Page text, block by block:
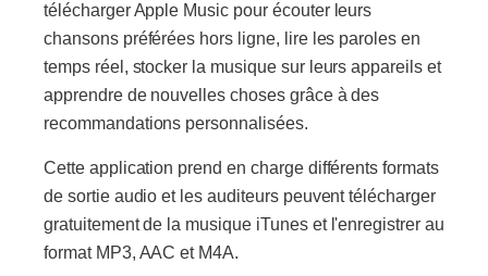
télécharger Apple Music pour écouter leurs
chansons préférées hors ligne, lire les paroles en
temps réel, stocker la musique sur leurs appareils et
apprendre de nouvelles choses grâce à des
recommandations personnalisées.
Cette application prend en charge différents formats
de sortie audio et les auditeurs peuvent télécharger
gratuitement de la musique iTunes et l'enregistrer au
format MP3, AAC et M4A.